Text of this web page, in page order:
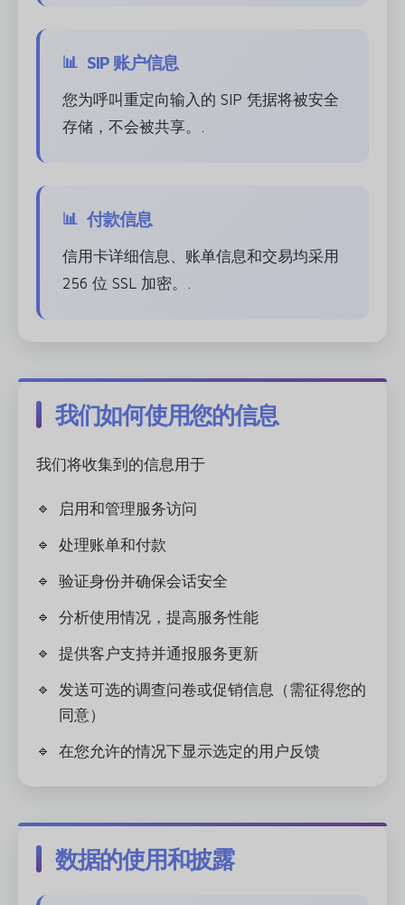
SIP 账户信息
您为呼叫重定向输入的 SIP 凭据将被安全
存储，不会被共享。.
付款信息
信用卡详细信息、账单信息和交易均采用
256 位 SSL 加密。.
我们如何使用您的信息
我们将收集到的信息用于
启用和管理服务访问
处理账单和付款
验证身份并确保会话安全
分析使用情况，提高服务性能
提供客户支持并通报服务更新
发送可选的调查问卷或促销信息（需征得您的
同意）
在您允许的情况下显示选定的用户反馈
数据的使用和披露